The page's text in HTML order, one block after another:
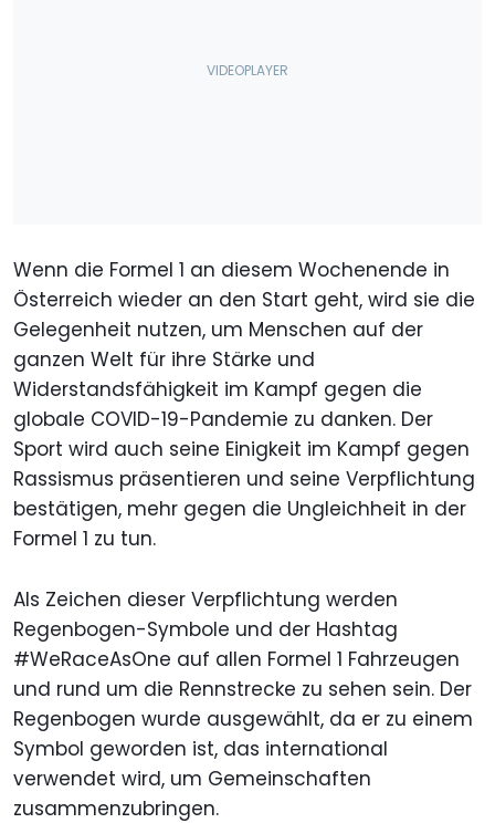
Wenn die Formel 1 an diesem Wochenende in
Österreich wieder an den Start geht, wird sie die
Gelegenheit nutzen, um Menschen auf der
ganzen Welt für ihre Stärke und
Widerstandsfähigkeit im Kampf gegen die
globale COVID-19-Pandemie zu danken. Der
Sport wird auch seine Einigkeit im Kampf gegen
Rassismus präsentieren und seine Verpflichtung
bestätigen, mehr gegen die Ungleichheit in der
Formel 1 zu tun.
Als Zeichen dieser Verpflichtung werden
Regenbogen-Symbole und der Hashtag
#WeRaceAsOne auf allen Formel 1 Fahrzeugen
und rund um die Rennstrecke zu sehen sein. Der
Regenbogen wurde ausgewählt, da er zu einem
Symbol geworden ist, das international
verwendet wird, um Gemeinschaften
zusammenzubringen.